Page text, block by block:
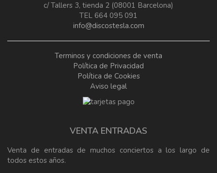
c/ Tallers 3, tienda 2 (08001 Barcelona)
TEL 664 095 091
info@discostesla.com
Terminos y condiciones de venta
Política de Privacidad
Política de Cookies
Aviso legal
VENTA ENTRADAS
Venta de entradas de muchos conciertos a los largo de
todos estos años.